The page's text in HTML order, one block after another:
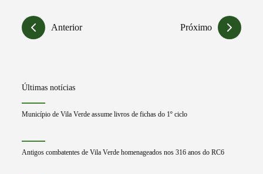
Anterior Próximo
Últimas notícias
Município de Vila Verde assume livros de fichas do 1º ciclo
Antigos combatentes de Vila Verde homenageados nos 316 anos do RC6